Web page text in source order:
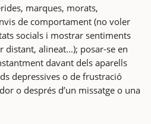
marques, morats,
de comportament (no voler
socials i mostrar sentiments
distant, alineat...); posar-se en
davant dels aparells
depressives o de frustració
o després d’un missatge o una